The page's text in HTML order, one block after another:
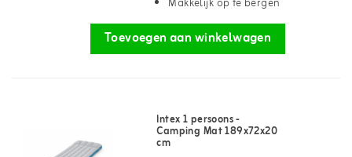
Toevoegen aan winkelwagen
Intex 1 persoons -
Camping Mat 189x72x20
cm